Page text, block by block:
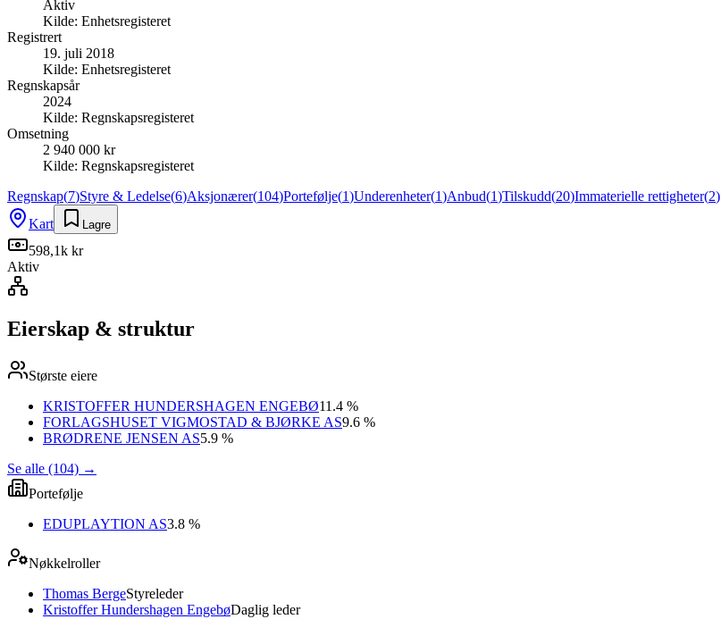
Aktiv
Kilde: Enhetsregisteret
Registrert
19. juli 2018
Kilde: Enhetsregisteret
Regnskapsår
2024
Kilde: Regnskapsregisteret
Omsetning
2 940 000 kr
Kilde: Regnskapsregisteret
Regnskap(7)Styre & Ledelse(6)Aksjonærer(104)Portefølje(1)Underenheter(1)Anbud(1)Tilskudd(20)Immaterielle rettigheter(2)
Kart
Lagre
598,1k kr
Aktiv
Eierskap & struktur
Største eiere
KRISTOFFER HUNDERSHAGEN ENGEBØ11.4 %
FORLAGSHUSET VIGMOSTAD & BJØRKE AS9.6 %
BRØDRENE JENSEN AS5.9 %
Se alle (104) →
Portefølje
EDUPLAYTION AS3.8 %
Nøkkelroller
Thomas BergeStyreleder
Kristoffer Hundershagen EngebøDaglig leder